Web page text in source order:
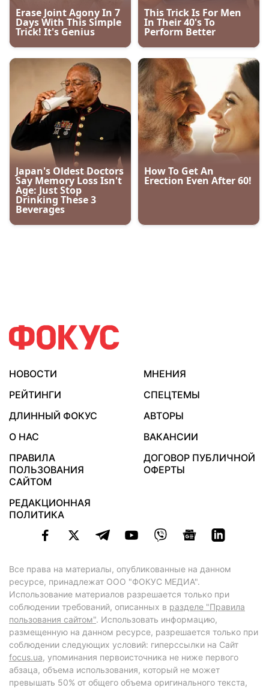
НОВОСТИ
МНЕНИЯ
РЕЙТИНГИ
СПЕЦТЕМЫ
ДЛИННЫЙ ФОКУС
АВТОРЫ
О НАС
ВАКАНСИИ
ПРАВИЛА
ПОЛЬЗОВАНИЯ
САЙТОМ
ДОГОВОР ПУБЛИЧНОЙ
ОФЕРТЫ
РЕДАКЦИОННАЯ
ПОЛИТИКА
Все права на материалы, опубликованные на данном
ресурсе, принадлежат ООО "ФОКУС МЕДИА".
Использование материалов разрешается только при
соблюдении требований, описанных в разделе "Правила
пользования сайтом". Использовать информацию,
размещенную на данном ресурсе, разрешается только при
соблюдении следующих условий: гиперссылки на Сайт
focus.ua, упоминания первоисточника не ниже первого
абзаца, объема использования, который не может
превышать 50% от общего объема оригинального текста,